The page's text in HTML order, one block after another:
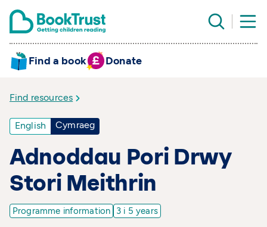
Find a book Donate
Find resources
English Cymraeg
Adnoddau Pori Drwy
Stori Meithrin
Programme information 3 i 5 years